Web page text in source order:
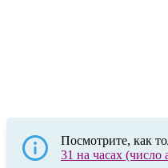
Посмотрите, как
31 на часах (число